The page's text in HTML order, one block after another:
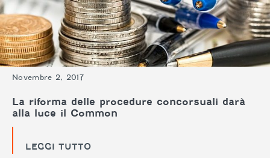
Novembre 2, 2017
La riforma delle procedure concorsuali darà
alla luce il Common
LEGGI TUTTO